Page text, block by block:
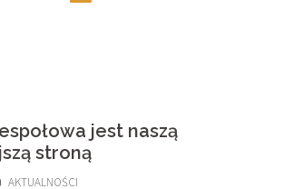
jest naszą
stroną
AKTUALNOŚCI